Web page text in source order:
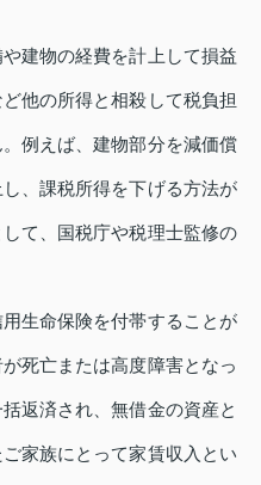
建物の経費を計上して損益
他の所得と相殺して税負担
例えば、建物部分を減価償
、課税所得を下げる方法が
て、国税庁や税理士監修の
生命保険を付帯することが
死亡または高度障害となっ
返済され、無借金の資産と
家族にとって家賃収入とい